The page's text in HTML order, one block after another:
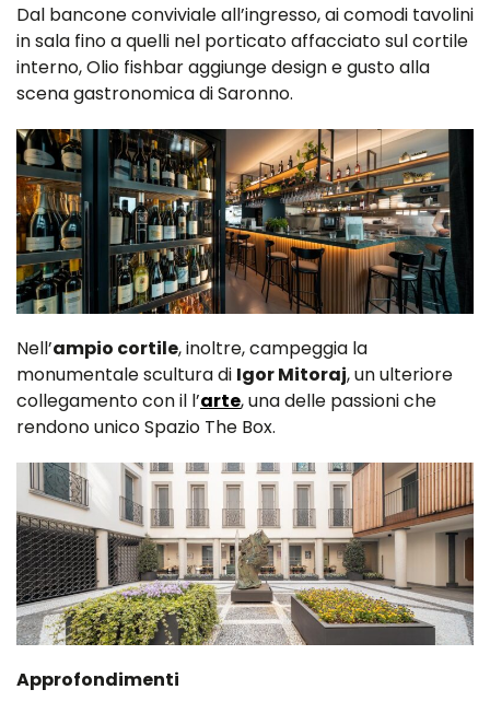
Dal bancone conviviale all’ingresso, ai comodi tavolini
in sala fino a quelli nel porticato affacciato sul cortile
interno, Olio fishbar aggiunge design e gusto alla
scena gastronomica di Saronno.
Nell’ampio cortile, inoltre, campeggia la
monumentale scultura di Igor Mitoraj, un ulteriore
collegamento con il l’arte, una delle passioni che
rendono unico Spazio The Box.
Approfondimenti